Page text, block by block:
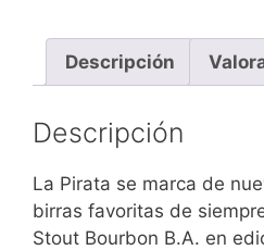
Descripción
Descripción
La Pirata se marca de
birras favoritas de
Stout Bourbon B.A. en